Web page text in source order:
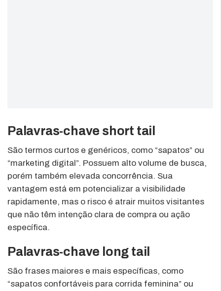
Palavras-chave short tail
São termos curtos e genéricos, como “sapatos” ou
“marketing digital”. Possuem alto volume de busca,
porém também elevada concorrência. Sua
vantagem está em potencializar a visibilidade
rapidamente, mas o risco é atrair muitos visitantes
que não têm intenção clara de compra ou ação
específica.
Palavras-chave long tail
São frases maiores e mais específicas, como
“sapatos confortáveis para corrida feminina” ou